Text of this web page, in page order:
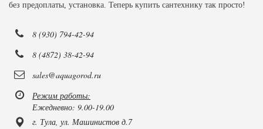
без предоплаты, установка. Теперь купить сантехнику так просто!
8 (930) 794-42-94
8 (4872) 38-42-94
sales@aquagorod.ru
Режим работы:
Ежедневно: 9.00-19.00
г. Тула, ул. Машинистов д.7